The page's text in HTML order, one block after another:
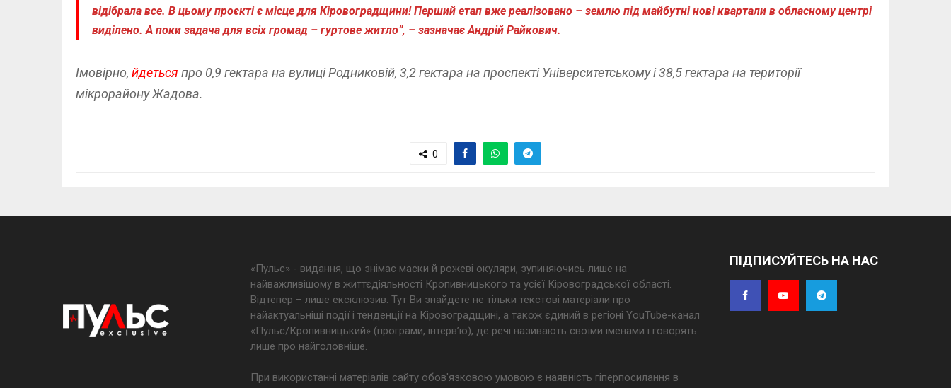
відібрала все. В цьому проєкті є місце для Кіровоградщини! Перший етап вже реалізовано – землю під майбутні нові квартали в обласному центрі
виділено. А поки задача для всіх громад – гуртове житло”, – зазначає Андрій Райкович.
Імовірно, йдеться про 0,9 гектара на вулиці Родниковій, 3,2 гектара на проспекті Університетському і 38,5 гектара на території
мікрорайону Жадова.
0
«Пульс» - видання, що знімає маски й рожеві окуляри, зупиняючись лише на
найважливішому в життєдіяльності Кропивницького та усієї Кіровоградської області.
Відтепер – лише ексклюзив. Тут Ви знайдете не тільки текстові матеріали про
найактуальніші події і тенденції на Кіровоградщині, а також єдиний в регіоні YouTube-канал
«Пульс/Кропивницький» (програми, інтерв’ю), де речі називають своїми іменами і говорять
лише про найголовніше.
При використанні матеріалів сайту обов'язковою умовою є наявність гіперпосилання в
ПІДПИСУЙТЕСЬ НА НАС